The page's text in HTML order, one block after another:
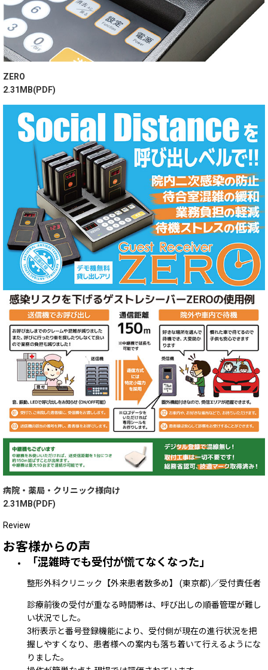
ZERO
2.31MB(PDF)
病院・薬局・クリニック様向け
2.31MB(PDF)
Review
お客様からの声
「混雑時でも受付が慌てなくなった」
整形外科クリニック【外来患者数多め】 (東京都)／受付責任者
診療前後の受付が重なる時間帯は、呼び出しの順番管理が難し
い状況でした。
3桁表示と番号登録機能により、受付側が現在の進行状況を把
握しやすくなり、患者様への案内も落ち着いて行えるようにな
りました。